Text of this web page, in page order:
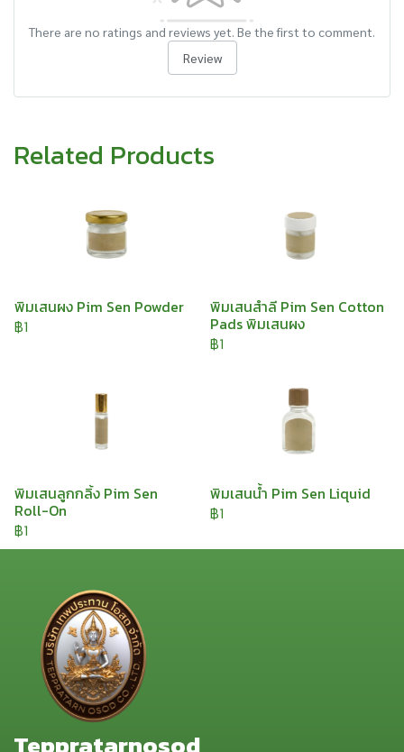
There are no ratings and reviews yet. Be the first to comment.
Review
Related Products
พิมเสนผง Pim Sen Powder
฿1
พิมเสนสำลี Pim Sen Cotton
Pads พิมเสนผง
฿1
พิมเสนลูกกลิ้ง Pim Sen
Roll-On
฿1
พิมเสนน้ำ Pim Sen Liquid
฿1